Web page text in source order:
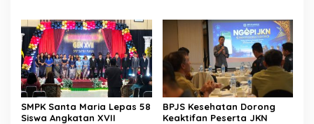
SMPK Santa Maria Lepas 58
Siswa Angkatan XVII
BPJS Kesehatan Dorong
Keaktifan Peserta JKN